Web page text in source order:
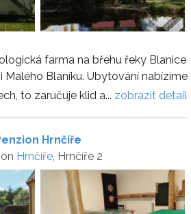
farma na břehu řeky Blanice
Malého Blaníku. Ubytování nabízíme
to zaručuje klid a... zobrazit detail
Hrnčíře
Hrnčíře, Hrnčíře 2